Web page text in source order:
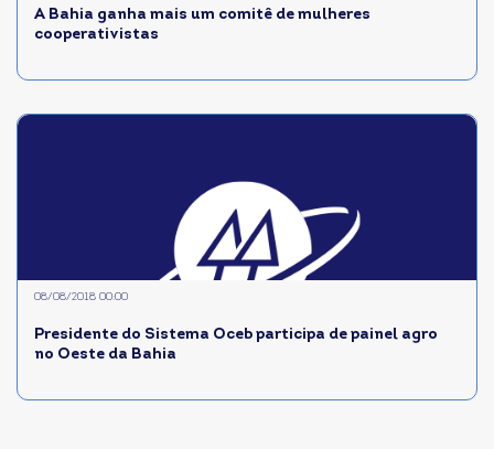
A Bahia ganha mais um comitê de mulheres
cooperativistas
Presidente do Sistema Oceb participa de painel agro
no Oeste da Bahia
08/08/2018 00:00